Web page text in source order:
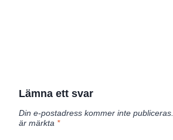
Lämna ett svar
Din e-postadress kommer inte publiceras.
är märkta *